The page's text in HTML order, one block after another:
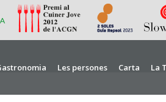
Les persones Carta La